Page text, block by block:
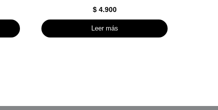
$4.900
Leer más